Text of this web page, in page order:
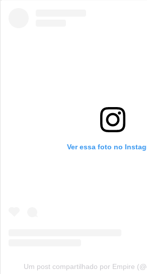
Ver essa foto no
Um post compartilhado por Empire